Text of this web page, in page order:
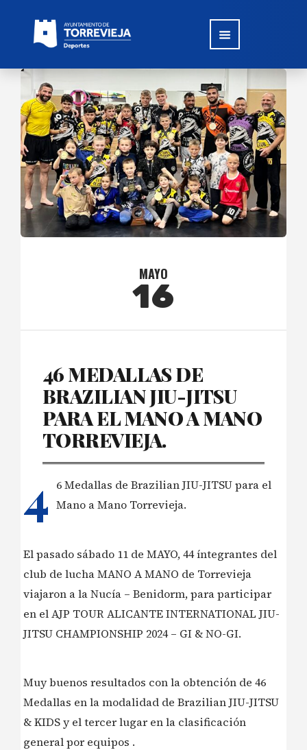
MAYO
16
46 MEDALLAS DE
BRAZILIAN JIU-JITSU
PARA EL MANO A MANO
TORREVIEJA.
4 6 Medallas de Brazilian JIU-JITSU para el
Mano a Mano Torrevieja.
El pasado sábado 11 de MAYO, 44 íntegrantes del
club de lucha MANO A MANO de Torrevieja
viajaron a la Nucía – Benidorm, para participar
en el AJP TOUR ALICANTE INTERNATIONAL JIU-
JITSU CHAMPIONSHIP 2024 – GI & NO-GI.
Muy buenos resultados con la obtención de 46
Medallas en la modalidad de Brazilian JIU-JITSU
& KIDS y el tercer lugar en la clasificación
general por equipos .